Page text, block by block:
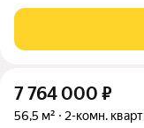
наличие балкона. Из
открывается
7 764 000 ₽
56,5 м² 2-комн.